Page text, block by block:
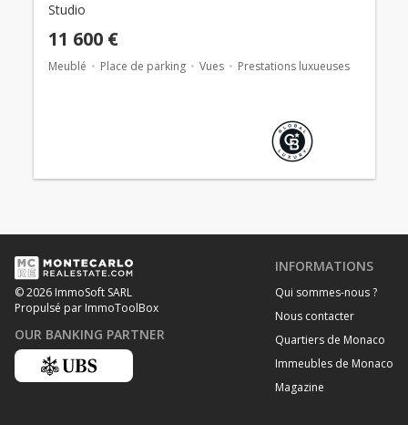
Studio
11 600 €
Meublé Place de parking Vues Prestations luxueuses
© 2026 ImmoSoft SARL
Propulsé par ImmoToolBox
OUR BANKING PARTNER
INFORMATIONS
Qui sommes-nous ?
Nous contacter
Quartiers de Monaco
Immeubles de Monaco
Magazine